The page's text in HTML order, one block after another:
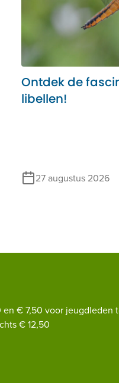
Ontdek de
libellen!
27 augustus 2026
€ 7,50 voor jeugdleden
€ 12,50